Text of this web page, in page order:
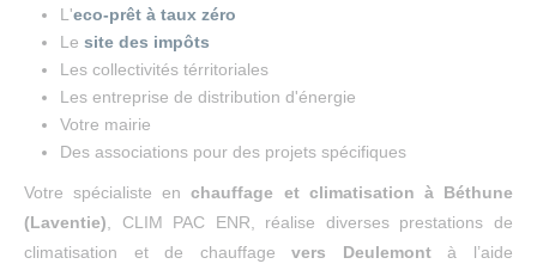
L'eco-prêt à taux zéro
Le site des impôts
Les collectivités térritoriales
Les entreprise de distribution d'énergie
Votre mairie
Des associations pour des projets spécifiques
Votre spécialiste enchauffage et climatisation à Béthune
(Laventie) , CLIM PAC ENR, réalise diverses prestations de
climatisation et de chauffagevers Deulemontà l’aide